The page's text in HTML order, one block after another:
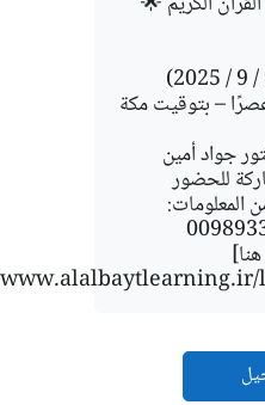
مكة
https://